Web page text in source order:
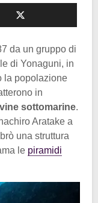
da un gruppo di
di Yonaguni, in
la popolazione
in
sottomarine.
Aratake a
una struttura
le piramidi